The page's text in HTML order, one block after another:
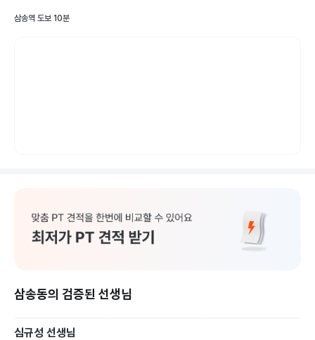
삼송역 도보 10분
삼송동의 검증된 선생님
심규성 선생님